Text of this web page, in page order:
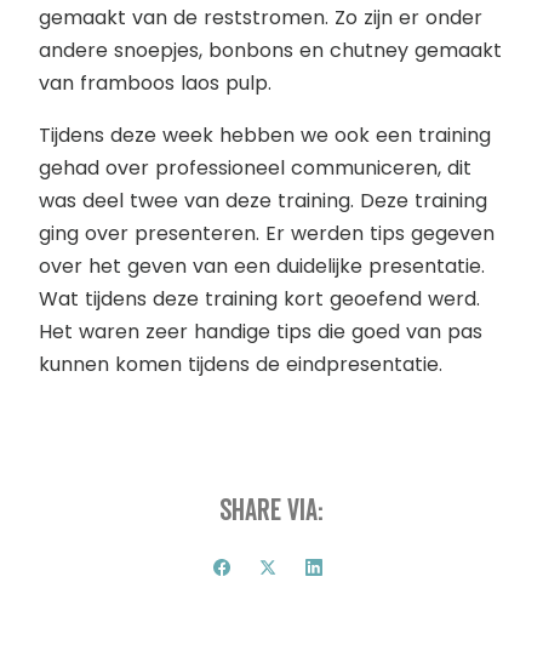
gemaakt van de reststromen. Zo zijn er onder
andere snoepjes, bonbons en chutney gemaakt
van framboos laos pulp.
Tijdens deze week hebben we ook een training
gehad over professioneel communiceren, dit
was deel twee van deze training. Deze training
ging over presenteren. Er werden tips gegeven
over het geven van een duidelijke presentatie.
Wat tijdens deze training kort geoefend werd.
Het waren zeer handige tips die goed van pas
kunnen komen tijdens de eindpresentatie.
Share via: